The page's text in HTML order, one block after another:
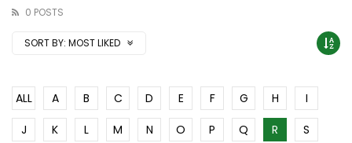
0 POSTS
SORT BY: MOST LIKED
ALL A B C D E F G H
I
J
K L M N O P Q R
S